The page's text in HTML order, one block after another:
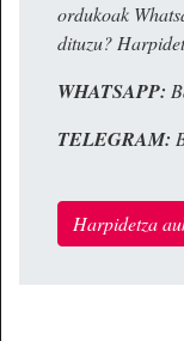
ordukoak
dituzu?
WHATSAPP:
TELEGRAM:
Harpidetza